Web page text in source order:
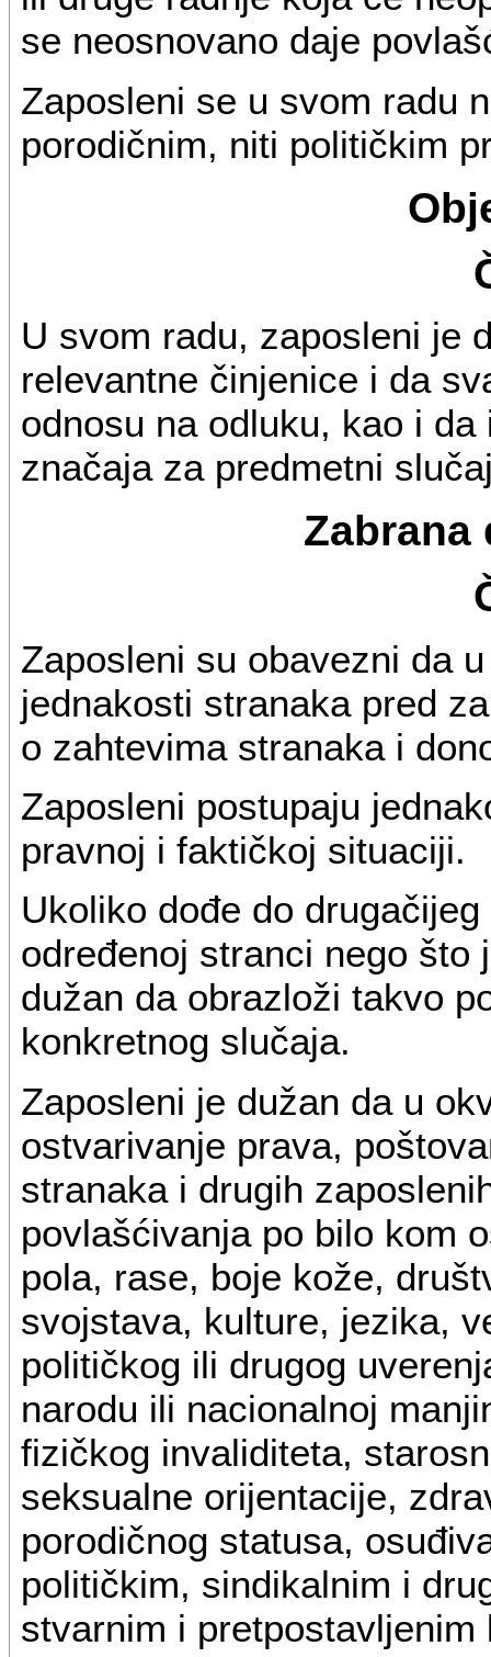
se neosnovano daje
Zaposleni se u svom radu
porodičnim, niti političkim
U svom radu, zaposleni je
relevantne činjenice i da
odnosu na odluku, kao i
značaja za predmetni
Zaposleni su obavezni da
jednakosti stranaka pred
o zahtevima stranaka i
Zaposleni postupaju
pravnoj i faktičkoj situaciji.
Ukoliko dođe do
određenoj stranci nego što
dužan da obrazloži takvo
konkretnog slučaja.
Zaposleni je dužan da u
ostvarivanje prava,
stranaka i drugih
povlašćivanja po bilo kom
pola, rase, boje kože,
svojstava, kulture, jezika,
političkog ili drugog
narodu ili nacionalnoj
fizičkog invaliditeta,
seksualne orijentacije,
porodičnog statusa,
političkim, sindikalnim i
stvarnim i